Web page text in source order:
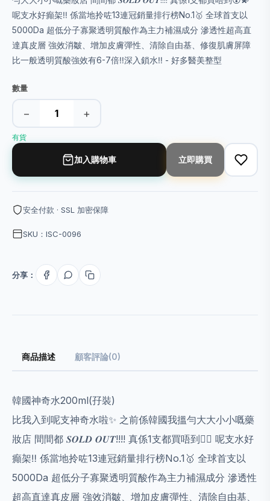
呢支水好癲架‼️ 係當地拎咗13連冠銷量排行榜No.1🥇 全球首支以
5000Da 超低分子寡聚透明質酸作為主力補濕成分 滲透性超高直
達真皮層 強效消皺、增加皮膚彈性、清除自由基、修復肌膚屏障
比一般透明質酸強效有6-7倍‼️深入鎖水‼️ - 好多醫美整型
數量
− +
有貨
加入購物車 立即購買
安全付款 · SSL 加密保障
SKU：ISC-0096
分享：
商品描述 顧客評論(0)
韓國神奇水200ml(孖裝)
比我入到呢支神奇水啦✨ 之前係韓國我搵勻大大小小嘅藥
妝店 間間都 𝑺𝑶𝑳𝑫 𝑶𝑼𝑻!!!! 真係1支都買唔到😵‍💫 呢支水好
癲架‼️ 係當地拎咗13連冠銷量排行榜No.1🥇 全球首支以
5000Da 超低分子寡聚透明質酸作為主力補濕成分 滲透性
超高直達真皮層 強效消皺、增加皮膚彈性、清除自由基、